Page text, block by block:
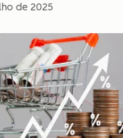
de 2025